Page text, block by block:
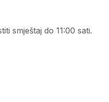
smještaj do 11:00 sati.